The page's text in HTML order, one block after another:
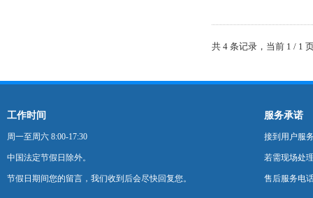
共 4 条记录，当前 1 / 1
工作时间
周一至周六 8:00-17:30
中国法定节假日除外。
节假日期间您的留言，我们收到后会尽快回复您。
服务承诺
接到用户服
若需现场处
售后服务电